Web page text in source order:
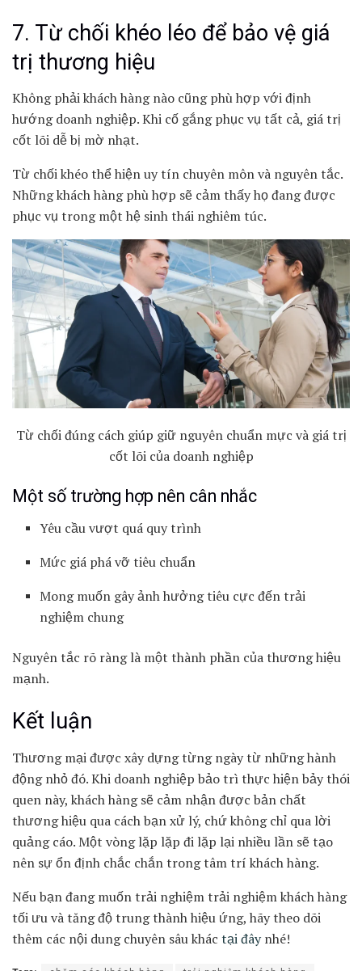
7. Từ chối khéo léo để bảo vệ giá
trị thương hiệu
Không phải khách hàng nào cũng phù hợp với định
hướng doanh nghiệp. Khi cố gắng phục vụ tất cả, giá trị
cốt lõi dễ bị mờ nhạt.
Từ chối khéo thể hiện uy tín chuyên môn và nguyên tắc.
Những khách hàng phù hợp sẽ cảm thấy họ đang được
phục vụ trong một hệ sinh thái nghiêm túc.
Từ chối đúng cách giúp giữ nguyên chuẩn mực và giá trị
cốt lõi của doanh nghiệp
Một số trường hợp nên cân nhắc
Yêu cầu vượt quá quy trình
Mức giá phá vỡ tiêu chuẩn
Mong muốn gây ảnh hưởng tiêu cực đến trải
nghiệm chung
Nguyên tắc rõ ràng là một thành phần của thương hiệu
mạnh.
Kết luận
Thương mại được xây dựng từng ngày từ những hành
động nhỏ đó. Khi doanh nghiệp bảo trì thực hiện bảy thói
quen này, khách hàng sẽ cảm nhận được bản chất
thương hiệu qua cách bạn xử lý, chứ không chỉ qua lời
quảng cáo. Một vòng lặp lặp đi lặp lại nhiều lần sẽ tạo
nên sự ổn định chắc chắn trong tâm trí khách hàng.
Nếu bạn đang muốn trải nghiệm trải nghiệm khách hàng
tối ưu và tăng độ trung thành hiệu ứng, hãy theo dõi
thêm các nội dung chuyên sâu khác tại đâynhé!